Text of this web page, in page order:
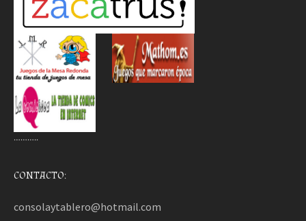
………..
CONTACTO:
consolaytablero@hotmail.com